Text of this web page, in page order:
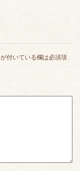
が付いている欄は必須項